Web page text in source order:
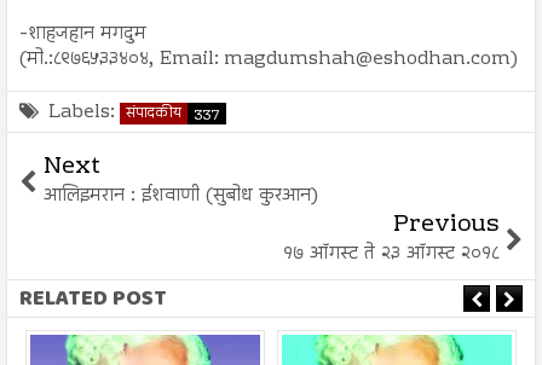
-शाहजहान मगदुम
(मो.:८९७६५३३४०४, Email: magdumshah@eshodhan.com)
Labels: संपादकीय 337
Next
आलिइमरान : ईशवाणी (सुबोध कुरआन)
Previous
१७ ऑगस्ट ते २३ ऑगस्ट २०१८
RELATED POST